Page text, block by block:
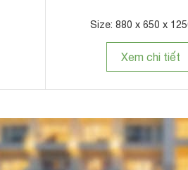
Size: 880 x 650 x
Xem chi tiết